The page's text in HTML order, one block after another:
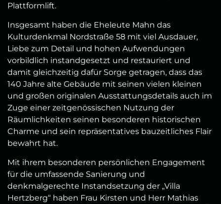
Plattformlift.
Insgesamt haben die Eheleute Mahn das
Kulturdenkmal Nordstraße 58 mit viel Ausdauer,
Liebe zum Detail und hohen Aufwendungen
vorbildlich instandgesetzt und restauriert und
damit gleichzeitig dafür Sorge getragen, dass das
140 Jahre alte Gebäude mit seinen vielen kleinen
und großen originalen Ausstattungsdetails auch im
Zuge einer zeitgenössischen Nutzung der
Räumlichkeiten seinen besonderen historischen
Charme und sein repräsentatives bauzeitliches Flair
bewahrt hat.
Mit ihrem besonderen persönlichen Engagement
für die umfassende Sanierung und
denkmalgerechte Instandsetzung der „Villa
Hertzberg“ haben Frau Kirsten und Herr Mathias